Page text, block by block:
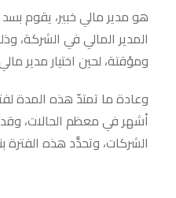
هو مدير مالي خبير، يقوم
المدير المالي في الشركة،
ومؤقتة، لحين اختيار مدير
أشهر في معظم الحالات،
الشركات، وتحدَّد هذه